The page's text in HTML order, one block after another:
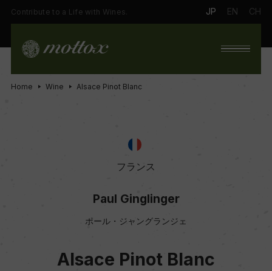
Contribute to a Life with Wines. JP EN CH
Home Wine Alsace Pinot Blanc
フランス
Paul Ginglinger
ポール・ジャングランジェ
Alsace Pinot Blanc